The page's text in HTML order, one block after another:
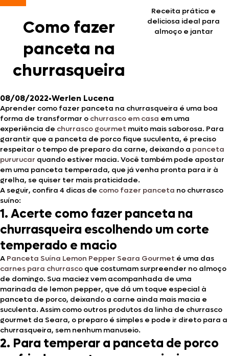
Como fazer
panceta na
churrasqueira
Receita prática e
deliciosa ideal para
almoço e jantar
08/08/2022•Werlen Lucena
Aprender como fazer panceta na churrasqueira é uma boa
forma de transformar o churrasco em casa em uma
experiência de churrasco gourmet muito mais saborosa. Para
garantir que a panceta de porco fique suculenta, é preciso
respeitar o tempo de preparo da carne, deixando a panceta
pururucar quando estiver macia. Você também pode apostar
em uma panceta temperada, que já venha pronta para ir à
grelha, se quiser ter mais praticidade.
A seguir, confira 4 dicas de como fazer panceta no churrasco
suíno:
1. Acerte como fazer panceta na
churrasqueira escolhendo um corte
temperado e macio
A Panceta Suína Lemon Pepper Seara Gourmet é uma das
carnes para churrasco que costumam surpreender no almoço
de domingo. Sua maciez vem acompanhada de uma
marinada de lemon pepper, que dá um toque especial à
panceta de porco, deixando a carne ainda mais macia e
suculenta. Assim como outros produtos da linha de churrasco
gourmet da Seara, o preparo é simples e pode ir direto para a
churrasqueira, sem nenhum manuseio.
2. Para temperar a panceta de porco